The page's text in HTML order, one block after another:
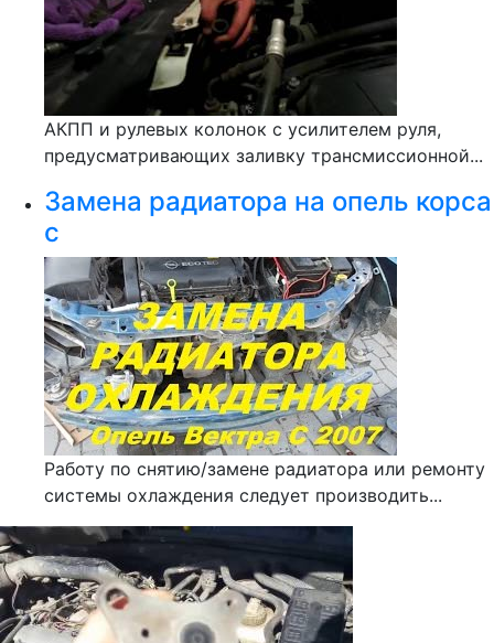
АКПП и рулевых колонок с усилителем руля,
предусматривающих заливку трансмиссионной...
Замена радиатора на опель корса
с
Работу по снятию/замене радиатора или ремонту
системы охлаждения следует производить...